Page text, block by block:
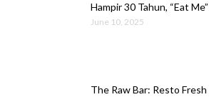
Hampir 30 Tahun, “Eat
June 10, 2025
The Raw Bar: Resto